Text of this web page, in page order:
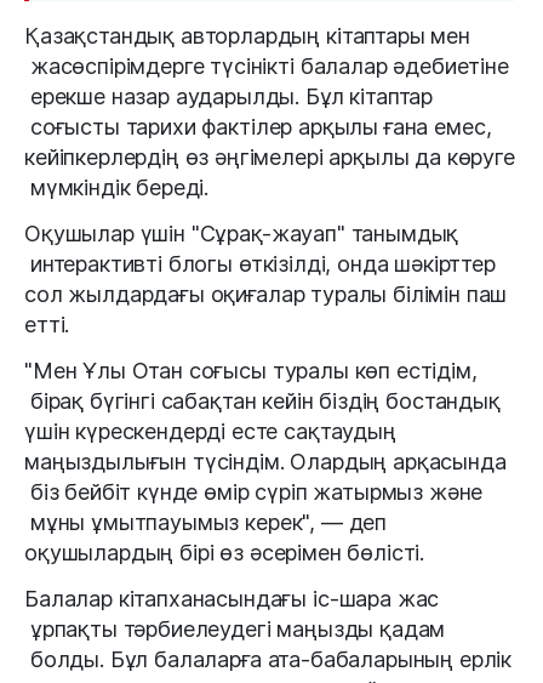
Қазақстандық авторлардың кітаптары мен
жасөспірімдерге түсінікті балалар әдебиетіне
ерекше назар аударылды. Бұл кітаптар
соғысты тарихи фактілер арқылы ғана емес
кейіпкерлердің өз әңгімелері арқылы да көруге
мүмкіндік береді.
Оқушылар үшін "Сұрақ-жауап" танымдық
интерактивті блогы өткізілді, онда шәкірттер
сол жылдардағы оқиғалар туралы білімін паш
етті.
"Мен Ұлы Отан соғысы туралы көп естідім,
бірақ бүгінгі сабақтан кейін біздің бостандық
үшін күрескендерді есте
маңыздылығын түсіндім. Олардың арқасында
біз бейбіт күнде өмір сүріп жатырмыз және
мұны ұмытпауымыз керек", —
оқушылардың бірі өз әсерімен бөлісті.
Балалар кітапханасындағы іс-шара жас
ұрпақты тәрбиелеудегі маңызды қадам
болды. Бұл балаларға ата-бабаларының ерлік